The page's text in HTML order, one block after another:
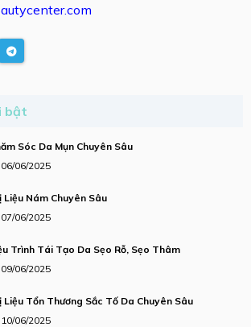
bật
Sóc Da Mụn Chuyên Sâu
06/06/2025
Liệu Nám Chuyên Sâu
07/06/2025
Trình Tái Tạo Da Sẹo Rỗ, Sẹo Thâm
09/06/2025
Liệu Tổn Thương Sắc Tố Da Chuyên Sâu
10/06/2025